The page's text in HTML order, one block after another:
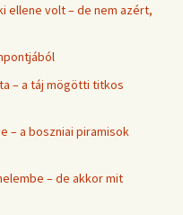
ellene volt – de nem azért,
– a táj mögötti titkos
– a boszniai piramisok
– de akkor mit